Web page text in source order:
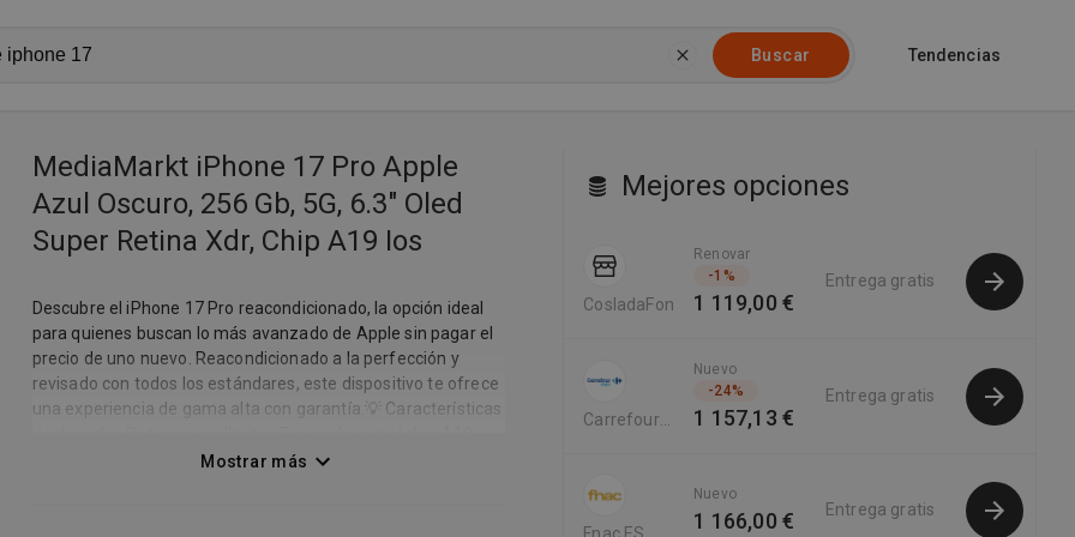
Buscar Tendencias
MediaMarkt iPhone 17 Pro Apple
Azul Oscuro, 256 Gb, 5G, 6.3" Oled
Super Retina Xdr, Chip A19 Ios
Descubre el iPhone 17 Pro reacondicionado, la opción ideal
para quienes buscan lo más avanzado de Apple sin pagar el
precio de uno nuevo. Reacondicionado a la perfección y
revisado con todos los estándares, este dispositivo te ofrece
una experiencia de gama alta con garantía.💡 Características
Pro, este iPhone ofrece un rendimiento excepcional.
Mostrar más
Mejores opciones
CosladaFon
Renovar
-1 %
1 119,00 €
Entrega gratis
Carrefour
Nuevo
-24%
1 157,13 €
Entrega gratis
Nuevo
1 166,00 € Entrega gratis